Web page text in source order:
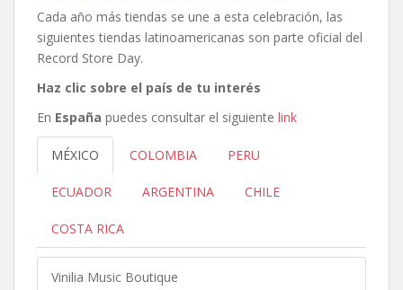
Cada año más tiendas se une a esta celebración, las
siguientes tiendas latinoamericanas son parte oficial del
Record Store Day.
Haz clic sobre el país de tu interés
En España puedes consultar el siguiente link
MÉXICO COLOMBIA PERU
ECUADOR ARGENTINA CHILE
COSTA RICA
Vinilia Music Boutique